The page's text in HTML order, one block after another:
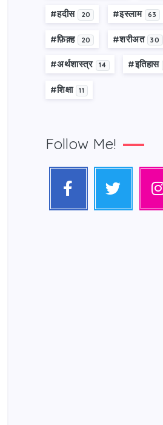
#हदीस 20 #इस्लाम 63
#फ़िक़्ह 20 #शरीअत 30
#अर्थशास्त्र 14 #इतिहास
#शिक्षा 11
Follow Me!